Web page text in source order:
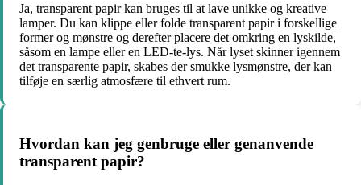
Ja, transparent papir kan bruges til at lave unikke og kreative
lamper. Du kan klippe eller folde transparent papir i forskellige
former og mønstre og derefter placere det omkring en lyskilde,
såsom en lampe eller en LED-te-lys. Når lyset skinner igennem
det transparente papir, skabes der smukke lysmønstre, der kan
tilføje en særlig atmosfære til ethvert rum.
Hvordan kan jeg genbruge eller genanvende
transparent papir?